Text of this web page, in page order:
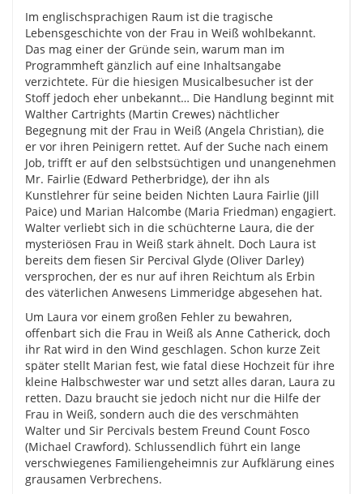
Im englischsprachigen Raum ist die tragische
Lebensgeschichte von der Frau in Weiß wohlbekannt.
Das mag einer der Gründe sein, warum man im
Programmheft gänzlich auf eine Inhaltsangabe
verzichtete. Für die hiesigen Musicalbesucher ist der
Stoff jedoch eher unbekannt… Die Handlung beginnt mit
Walther Cartrights (Martin Crewes) nächtlicher
Begegnung mit der Frau in Weiß (Angela Christian), die
er vor ihren Peinigern rettet. Auf der Suche nach einem
Job, trifft er auf den selbstsüchtigen und unangenehmen
Mr. Fairlie (Edward Petherbridge), der ihn als
Kunstlehrer für seine beiden Nichten Laura Fairlie (Jill
Paice) und Marian Halcombe (Maria Friedman) engagiert.
Walter verliebt sich in die schüchterne Laura, die der
mysteriösen Frau in Weiß stark ähnelt. Doch Laura ist
bereits dem fiesen Sir Percival Glyde (Oliver Darley)
versprochen, der es nur auf ihren Reichtum als Erbin
des väterlichen Anwesens Limmeridge abgesehen hat.
Um Laura vor einem großen Fehler zu bewahren,
offenbart sich die Frau in Weiß als Anne Catherick, doch
ihr Rat wird in den Wind geschlagen. Schon kurze Zeit
später stellt Marian fest, wie fatal diese Hochzeit für ihre
kleine Halbschwester war und setzt alles daran, Laura zu
retten. Dazu braucht sie jedoch nicht nur die Hilfe der
Frau in Weiß, sondern auch die des verschmähten
Walter und Sir Percivals bestem Freund Count Fosco
(Michael Crawford). Schlussendlich führt ein lange
verschwiegenes Familiengeheimnis zur Aufklärung eines
grausamen Verbrechens.